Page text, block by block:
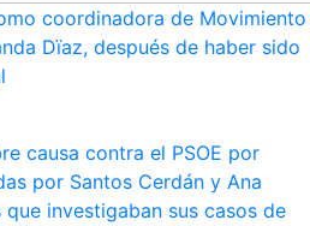
coordinadora de Movimiento
Dïaz, después de haber sido
causa contra el PSOE por
por Santos Cerdán y Ana
investigaban sus casos de